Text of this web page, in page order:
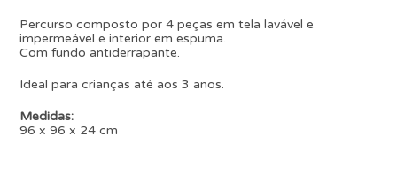
Percurso composto por 4 peças em tela lavável e
impermeável e interior em espuma.
Com fundo antiderrapante.
Ideal para crianças até aos 3 anos.
Medidas:
96 x 96 x 24 cm